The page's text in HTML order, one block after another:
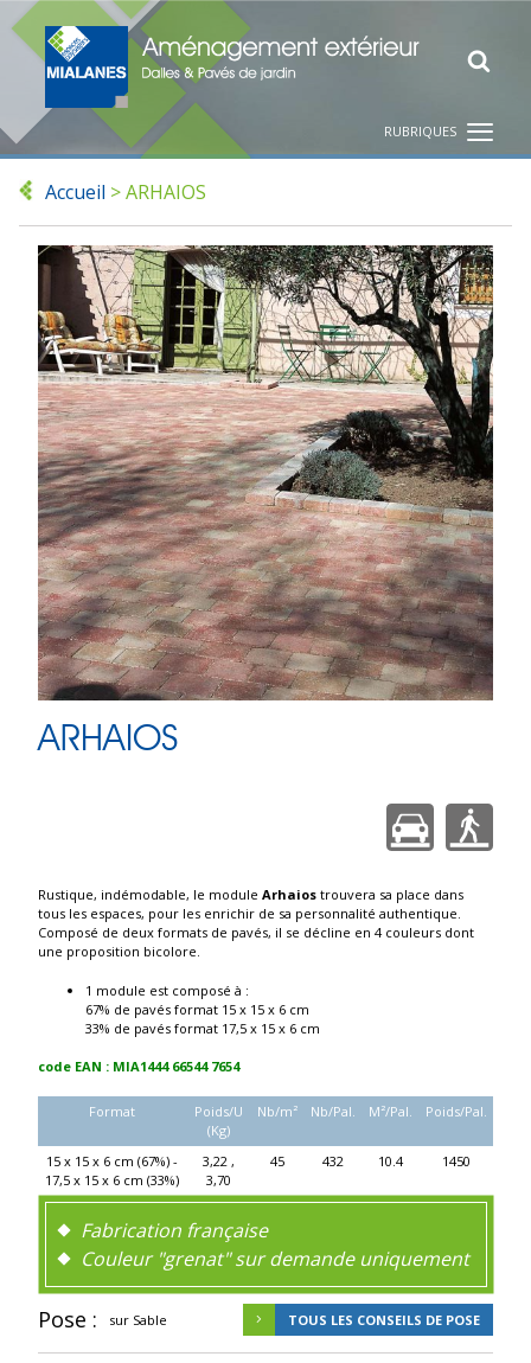
RUBRIQUES
Accueil >ARHAIOS
ARHAIOS
Rustique, indémodable, le module Arhaios trouvera sa place dans
tous les espaces, pour les enrichir de sa personnalité authentique.
Composé de deux formats de pavés, il se décline en 4 couleurs dont
une proposition bicolore.
1 module est composé à :
67% de pavés format 15 x 15 x 6 cm
33% de pavés format 17,5 x 15 x 6 cm
code EAN : MIA1444 66544 7654
Format
Poids/U
(Kg)
Nb/m² Nb/Pal. M²/Pal. Poids/Pal.
15 x 15 x 6 cm (67%) -
17,5 x 15 x 6 cm (33%)
3,22 ,
3,70
45 432 10.4 1450
Fabrication française
Couleur "grenat" sur demande uniquement
Pose : sur Sable TOUS LES CONSEILS DE POSE